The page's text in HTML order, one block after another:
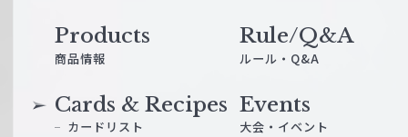
Products
商品情報
Cards & Recipes
カードリスト
Events
大会・イベント
Rule/Q&A
ルール・Q&A